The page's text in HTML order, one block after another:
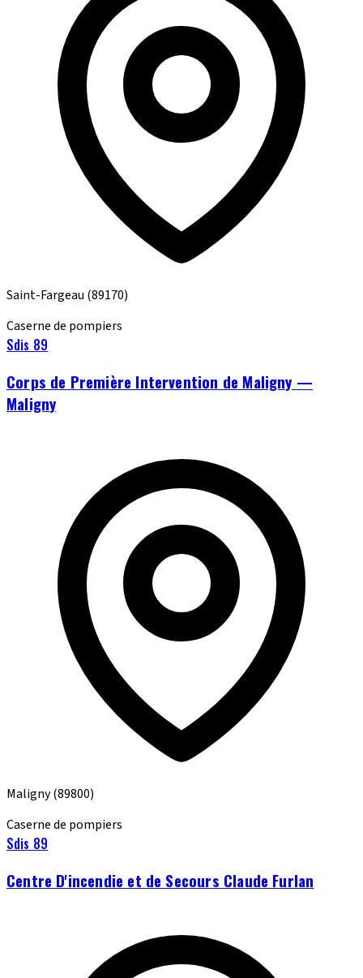
Saint-Fargeau (89170)
Caserne de pompiers
Sdis 89
Corps de Première Intervention de Maligny —
Maligny
Maligny(89800)
Caserne de pompiers
Sdis 89
Centre D'incendie et de Secours Claude Furlan